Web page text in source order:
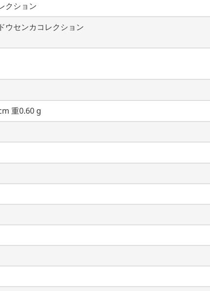
クション
ウセンカコレクション
重0.60 g